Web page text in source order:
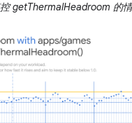
getThermalHeadroom 的